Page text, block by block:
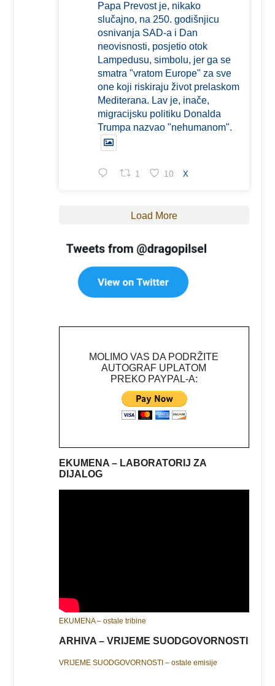
Papa Prevost je, nikako
slučajno, na 250. godišnjicu
osnivanja SAD-a i Dan
neovisnosti, posjetio otok
Lampedusu, simbolu, jer ga se
smatra "vratom Europe" za sve
one koji riskiraju život prelaskom
Mediterana. Lav je, inače,
migracijsku politiku Donalda
Trumpa nazvao "nehumanom".
1 10 X
Load More
MOLIMO VAS DA PODRŽITE
AUTOGRAF UPLATOM
PREKO PAYPAL-A:
EKUMENA – LABORATORIJ ZA
DIJALOG
EKUMENA – ostale tribine
ARHIVA – VRIJEME SUODGOVORNOSTI
VRIJEME SUODGOVORNOSTI – ostale emisije